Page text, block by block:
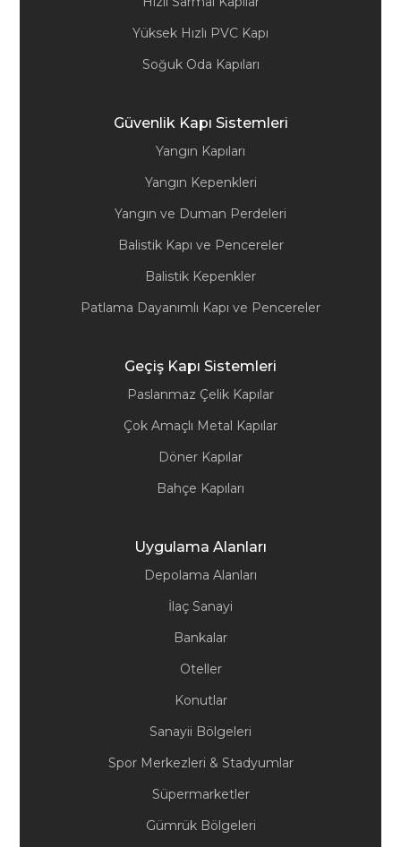
Yüksek Hızlı PVC Kapı
Soğuk Oda Kapıları
Güvenlik Kapı Sistemleri
Yangın Kapıları
Yangın Kepenkleri
Yangın ve Duman Perdeleri
Balistik Kapı ve Pencereler
Balistik Kepenkler
Patlama Dayanımlı Kapı ve Pencereler
Geçiş Kapı Sistemleri
Paslanmaz Çelik Kapılar
Çok Amaçlı Metal Kapılar
Döner Kapılar
Bahçe Kapıları
Uygulama Alanları
Depolama Alanları
İlaç Sanayi
Bankalar
Oteller
Konutlar
Sanayii Bölgeleri
Spor Merkezleri & Stadyumlar
Süpermarketler
Gümrük Bölgeleri